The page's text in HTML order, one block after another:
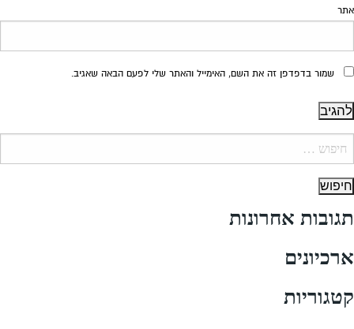
אתר
שמור בדפדפן זה את השם, האימייל והאתר שלי לפעם הבאה שאגיב.
תגובות אחרונות
ארכיונים
קטגוריות